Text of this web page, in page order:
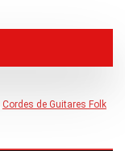
Cordes de Guitares Folk